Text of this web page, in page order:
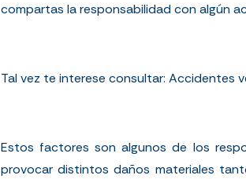
compartas la responsabilidad con algún
Tal vez te interese consultar: Accidentes
Estos factores son algunos de los
provocar distintos daños materiales